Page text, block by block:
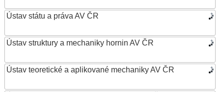
Ústav státu a práva AV ČR
Ústav struktury a mechaniky hornin AV ČR
Ústav teoretické a aplikované mechaniky AV ČR